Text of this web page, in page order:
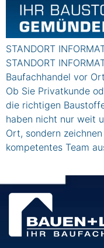
STANDORT
STANDORT
Baufachhandel vor
Ob Sie Privatkunde
die richtigen
haben nicht nur weit
Ort, sondern
kompetentes Team